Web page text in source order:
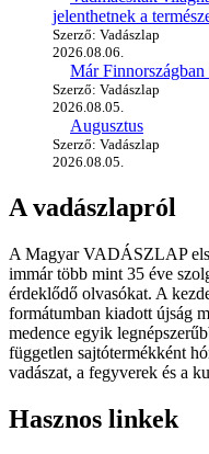
jelenthetnek a
Szerző: Vadászlap
2026.08.06.
Már Finnországban
Szerző: Vadászlap
2026.08.05.
Augusztus
Szerző: Vadászlap
2026.08.05.
A vadászlapról
A Magyar VADÁSZLAP
immár több mint 35 éve
érdeklődő olvasókat. A
formátumban kiadott újság
medence egyik
független sajtótermékként
vadászat, a fegyverek és a
Hasznos linkek